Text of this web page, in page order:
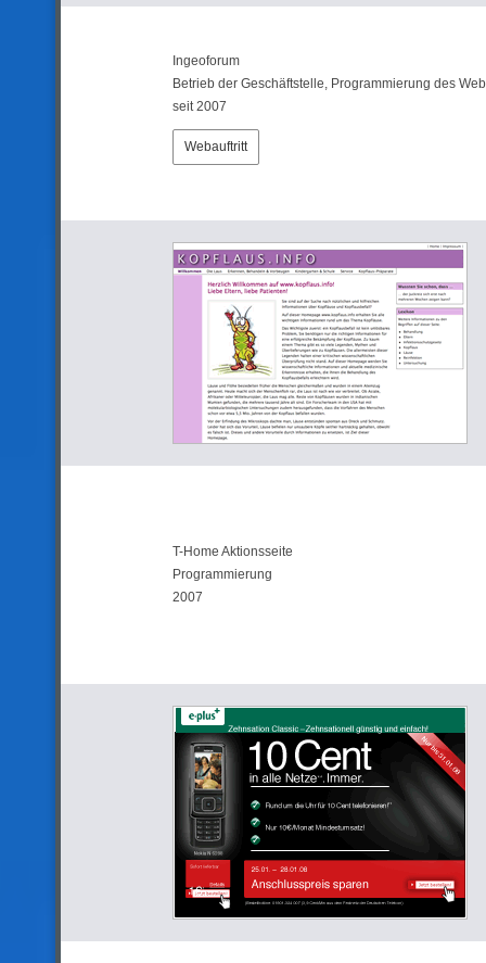
T-Home Aktionsseite
Programmierung
2007
Ingeoforum
Betrieb der Geschäftstelle, Programmierung des
seit 2007
Webauftritt